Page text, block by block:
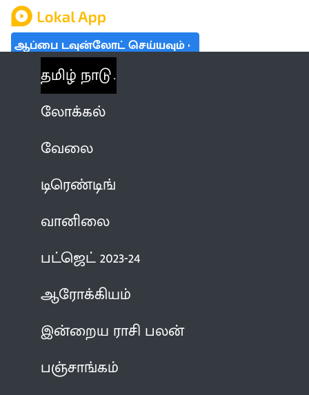
ஆப்பை டவுன்லோட் செய்யவும்
தமிழ் நாடு
லோக்கல்
வேலை
டிரெண்டிங்
வானிலை
பட்ஜெட் 2023-24
ஆரோக்கியம்
இன்றைய ராசி பலன்
பஞ்சாங்கம்